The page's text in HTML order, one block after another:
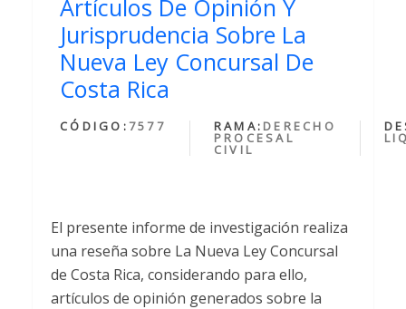
Artículos De Opinión Y
Jurisprudencia Sobre La
Nueva Ley Concursal De
Costa Rica
CÓDIGO: 7577 RAMA: DERECHO
PROCESAL
CIVIL
El presente informe de investigación realiza
una reseña sobre La Nueva Ley Concursal
de Costa Rica, considerando para ello,
artículos de opinión generados sobre la